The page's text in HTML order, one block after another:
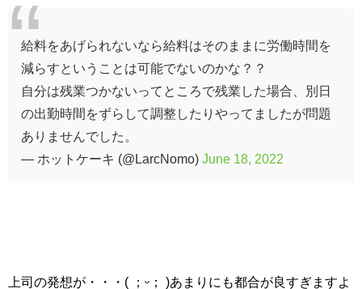
給料をあげられないなら給料はそのままに労働時間を
減らすということは可能でないのかな？？
自分は残業つかないってところで残業した場合、別日
の出勤時間をずらして調整したりやってましたが問題
ありませんでした。
— ホットケーキ (@LarcNomo) June 18, 2022
上司の発想が・・・( ；ᵕ； )あまりにも都合が良すぎますよ